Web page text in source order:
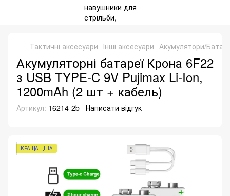
Тактичні аксесуари Інші аксесуари Акумулятори/
Акумуляторні батареї Крона 6F22
з USB TYPE-C 9V Pujimax Li-Ion,
1200mAh (2 шт + кабель)
Артикул: 16214-2b Написати відгук
КРАЩА ЦІНА